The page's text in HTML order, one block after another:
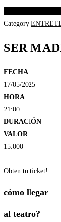
Category
SER
FECHA
17/05/2025
HORA
21:00
DURACIÓN
VALOR
15.000
Obten tu ticket!
cómo llegar
al teatro?